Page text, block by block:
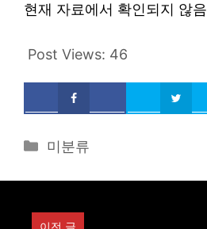
현재 자료에서 확인되지 않
Post Views: 46
Categories
미분류
이전 글